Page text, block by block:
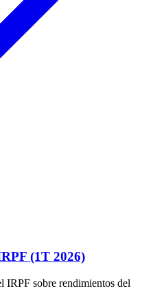
(1T 2026)
IRPF sobre rendimientos del